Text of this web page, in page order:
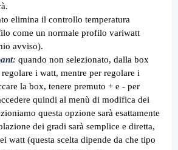
elimina il controllo temperatura
come un normale profilo variwatt
avviso).
: quando non selezionato, dalla box
i watt, mentre per regolare i
la box, tenere premuto + e - per
quindi al menù di modifica dei
questa opzione sarà esattamente
dei gradi sarà semplice e diretta,
watt (questa scelta dipende da che tipo